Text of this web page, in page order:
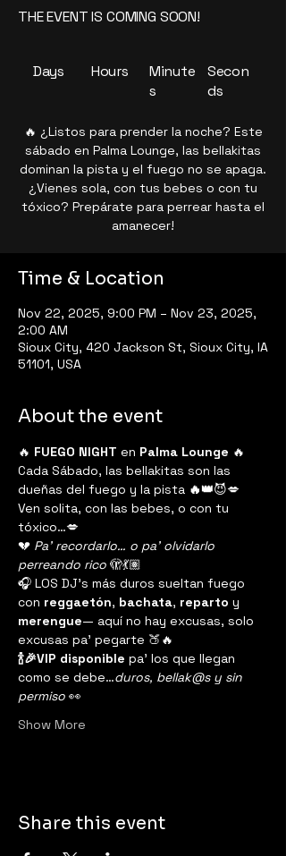
Secon
ds
Minute
s
Hours
Days
THE EVENT IS COMING SOON!
🔥 ¿Listos para prender la noche? Este
sábado en Palma Lounge, las bellakitas
dominan la pista y el fuego no se apaga.
¿Vienes sola, con tus bebes o con tu
tóxico? Prepárate para perrear hasta el
amanecer!
Time & Location
Nov 22, 2025, 9:00 PM – Nov 23, 2025,
2:00 AM
Sioux City, 420 Jackson St, Sioux City, IA
51101, USA
About the event
🔥 FUEGO NIGHT en Palma Lounge 🔥
Cada Sábado, las bellakitas son las
dueñas del fuego y la pista 🔥👑😈💋
Ven solita, con las bebes, o con tu
tóxico…💋
💔 Pa’ recordarlo… o pa’ olvidarlo
perreando rico 🫣💃🏽
🎧 LOS DJ's más duros sueltan fuego
con reggaetón, bachata, reparto y
merengue— aquí no hay excusas, solo
excusas pa’ pegarte 🍑🔥
🍾🎉VIP disponible pa’ los que llegan
como se debe…duros, bellak@s y sin
permiso 👀
Show More
Share this event